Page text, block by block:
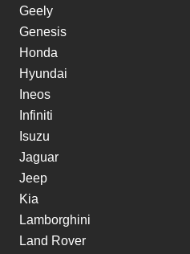
Geely
Genesis
Honda
Hyundai
Ineos
Infiniti
Isuzu
Jaguar
Jeep
Kia
Lamborghini
Land Rover